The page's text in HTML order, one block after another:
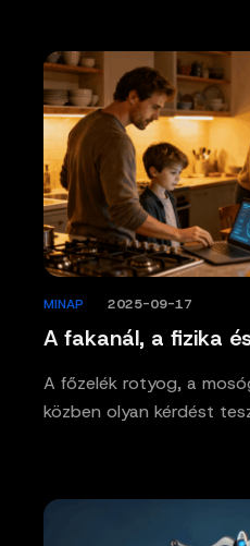
A fakanál, a fizika
MINAP 2025-09-17
A főzelék rotyog, a
közben olyan kérdést